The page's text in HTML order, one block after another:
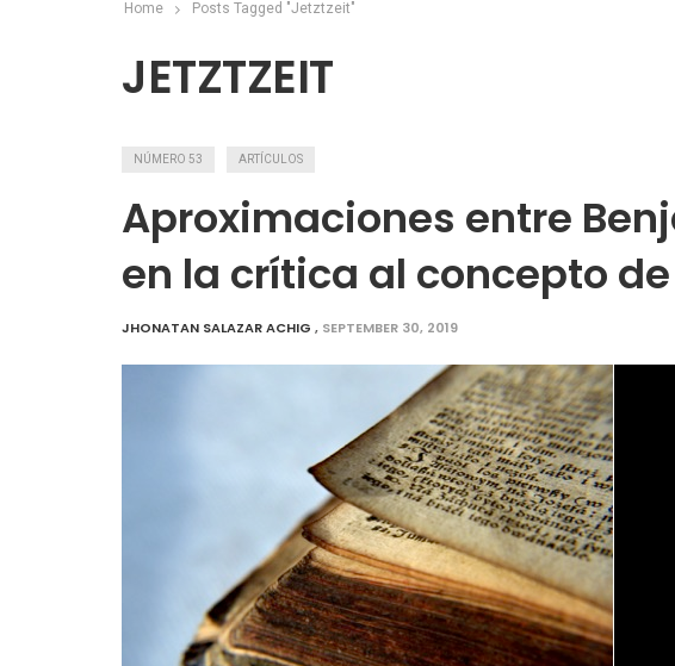
entretenimiento
Home Posts Tagged "Jetztzeit"
JETZTZEIT
NÚMERO 53 ARTÍCULOS
Aproximaciones entre
en la crítica al concepto
JHONATAN SALAZAR ACHIG , SEPTEMBER 30, 2019